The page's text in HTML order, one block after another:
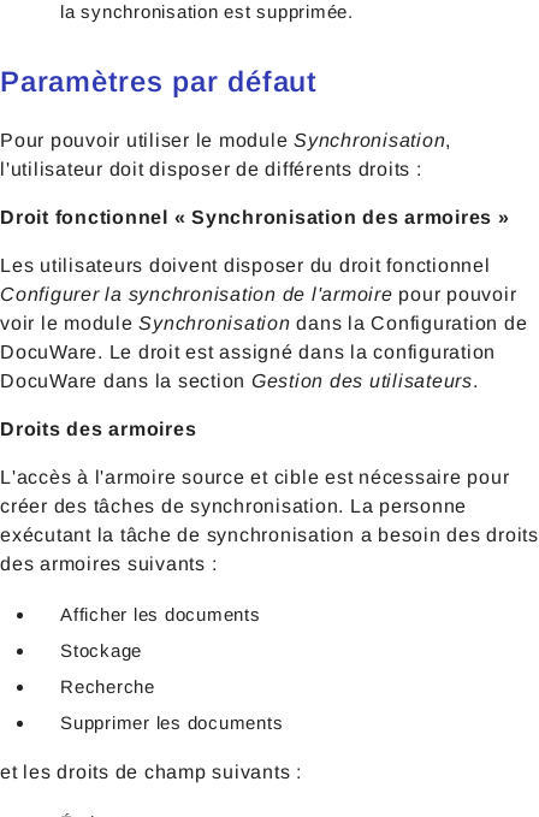
la synchronisation est supprimée.
Paramètres par défaut
Pour pouvoir utiliser le module Synchronisation,
l'utilisateur doit disposer de différents droits :
Droit fonctionnel « Synchronisation des armoires »
Les utilisateurs doivent disposer du droit fonctionnel
Configurer la synchronisation de l'armoire pour pouvoir
voir le moduleSynchronisation dans la Configuration de
DocuWare. Le droit est assigné dans la configuration
DocuWare dans la section Gestion des utilisateurs.
Droits des armoires
L'accès à l'armoire source et cible est nécessaire pour
créer des tâches de synchronisation. La personne
exécutant la tâche de synchronisation a besoin des droits
des armoires suivants :
Afficher les documents
Stockage
Recherche
Supprimer les documents
et les droits de champ suivants :